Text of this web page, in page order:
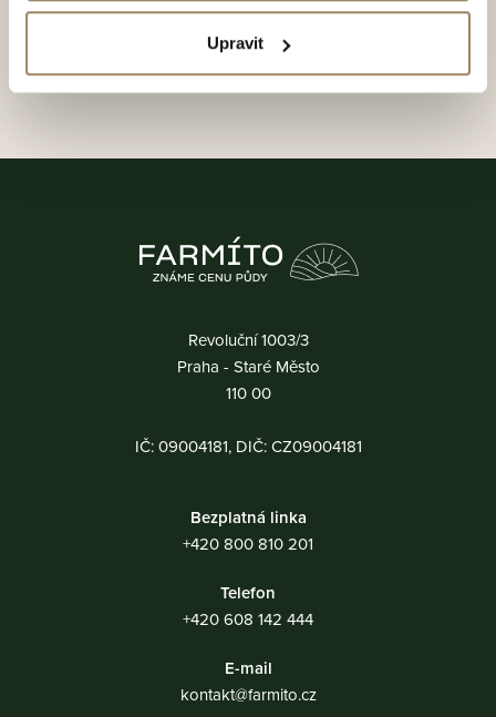
Upravit
Odeslat formulář
Revoluční 1003/3
Praha - Staré Město
110 00
IČ: 09004181, DIČ: CZ09004181
Bezplatná linka
+420 800 810 201
Telefon
+420 608 142 444
E-mail
kontakt@farmito.cz